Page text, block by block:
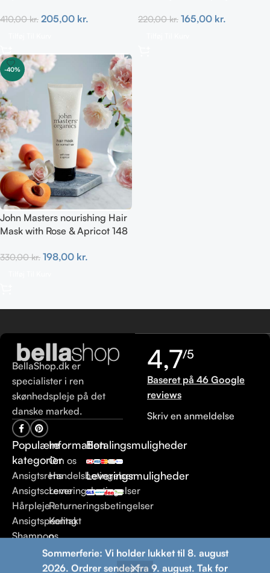
Sommerferie: Vi holder lukket til 8. august
2026. Ordrer sendes fra 9. august. Tak for
410,00kr. 205,00 kr. 220,00kr. 165,00 kr.
-40%
John Masters nourishing Hair
Mask with Rose & Apricot 148
330,00kr. 198,00 kr.
BellaShop.dk er
specialister i ren
skønhedspleje på det
danske marked.
Populære
kategorier
Ansigtsrens
Ansigtscreme
Hårpleje
Ansigtspeeling
Shampoo
Information
Om os
Handelsbetingelser
Leveringsbetingelser
Returneringsbetingelser
Kontakt
os
Betalingsmuligheder
Leveringsmuligheder
4,7/5
Baseret på 46 Google
reviews
Skriv en anmeldelse
© 2013 BellaShop.dk. Alle rettigheder forbeholdes.